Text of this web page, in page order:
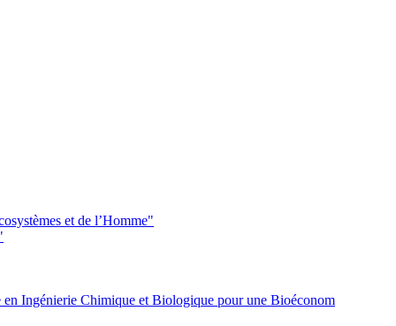
et de l’Homme"
Ingénierie Chimique et Biologique pour une Bioéconom